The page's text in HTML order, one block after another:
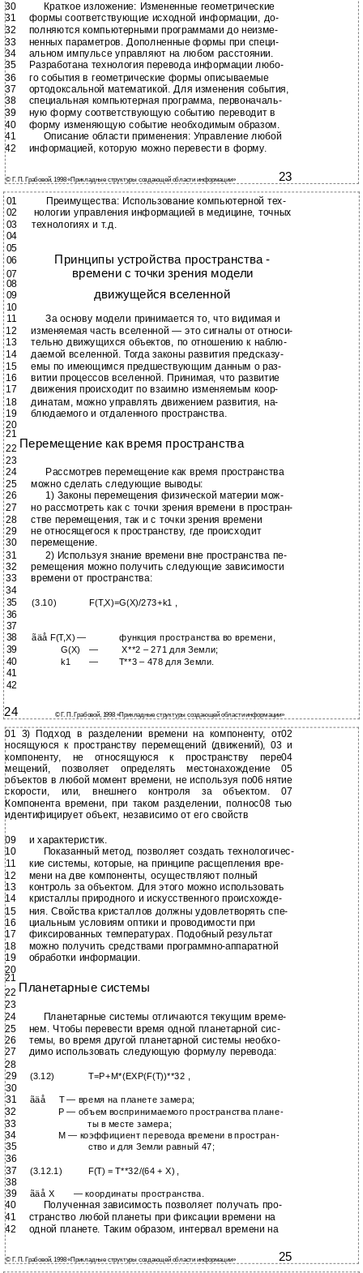
30
Краткое изложение: Измененные геометрические
31
формы соответствующие исходной информации, до-
32
полняются компьютерными программами до неизме-
33
ненных параметров. Дополненные формы при специ-
34
альном импульсе управляют на любом расстоянии.
35
Разработана технология перевода информации любо-
36
го события в геометрические формы описываемые
37
ортодоксальной математикой. Для изменения события,
38
специальная компьютерная программа, первоначаль-
39
ную форму соответствующую событию переводит в
40
форму изменяющую событие необходимым образом.
41
Описание области применения: Управление любой
42
информацией, которую можно перевести в форму.
© Г. П. Грабовой, 1998 «Прикладные структуры создающей области информации» 23
01
Преимущества: Использование компьютерной тех-
02
нологии управления информацией в медицине, точных
03
технологиях и т.д.
04
05
Принципы устройства пространства -
06
07
времени с точки зрения модели
08
движущейся вселенной
09
10
11
За основу модели принимается то, что видимая и
12
изменяемая часть вселенной — это сигналы от относи-
13
тельно движущихся объектов, по отношению к наблю-
14
даемой вселенной. Тогда законы развития предсказу-
15
емы по имеющимся предшествующим данным о раз-
16
витии процессов вселенной. Принимая, что развитие
17
движения происходит по взаимно изменяемым коор-
18
динатам, можно управлять движением развития, на-
19
блюдаемого и отдаленного пространства.
20
21
22 Перемещение как время пространства
23
24
Рассмотрев перемещение как время пространства
25
можно сделать следующие выводы:
26
1) Законы перемещения физической материи мож-
27
но рассмотреть как с точки зрения времени в простран-
28
стве перемещения, так и с точки зрения времени
29
не относящегося к пространству, где происходит
30
перемещение.
31
2) Используя знание времени вне пространства пе-
32
ремещения можно получить следующие зависимости
33
времени от пространства:
34
35
(3.10) F(T,X)=G(X)/273+k1 ,
36
37
38
ãäå F(T,X) — функция пространства во времени,
39 G(X) — X**2 – 271 для Земли;
40 k1 — T**3 – 478 для Земли.
41
42
24 © Г. П. Грабовой, 1998 «Прикладные структуры создающей области информации»
01 3) Подход в разделении времени на компоненту, от02
носящуюся к пространству перемещений (движений), 03 и
компоненту, не относящуюся к пространству пере04
мещений, позволяет определять местонахождение 05
объектов в любой момент времени, не используя по06 нятие
скорости, или, внешнего контроля за объектом. 07
Компонента времени, при таком разделении, полнос08 тью
идентифицирует объект, независимо от его свойств
09
и характеристик.
10
Показанный метод, позволяет создать технологичес-
11
кие системы, которые, на принципе расщепления вре-
12
мени на две компоненты, осуществляют полный
13
контроль за объектом. Для этого можно использовать
14
кристаллы природного и искусственного происхожде-
15
ния. Свойства кристаллов должны удовлетворять спе-
16
циальным условиям оптики и проводимости при
17
фиксированных температурах. Подобный результат
18
можно получить средствами программно-аппаратной
19
обработки информации.
20
21
22 Планетарные системы
23
24
Планетарные системы отличаются текущим време-
25
нем. Чтобы перевести время одной планетарной сис-
26
темы, во время другой планетарной системы необхо-
27
димо использовать следующую формулу перевода:
28
29
(3.12) T=P+M*(EXP(F(T))**32 ,
30
31
ãäå Т — время на планете замера;
32 Р — объем воспринимаемого пространства плане-
33 ты в месте замера;
34 М — коэффициент перевода времени в простран-
35 ство и для Земли равный 47;
36
37
(3.12.1) F(T) = T**32/(64 + X) ,
38
39
ãäå X — координаты пространства.
40
Полученная зависимость позволяет получать про-
41
странство любой планеты при фиксации времени на
42
одной планете. Таким образом, интервал времени на
© Г. П. Грабовой, 1998 «Прикладные структуры создающей области информации» 25